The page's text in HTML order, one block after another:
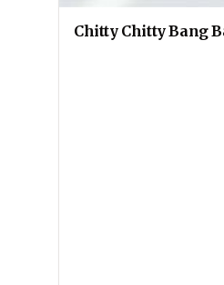
Chitty Chitty Bang